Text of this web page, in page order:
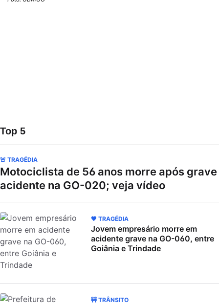
Top 5
🚨 TRAGÉDIA
Motociclista de 56 anos morre após grave
acidente na GO-020; veja vídeo
🖤 TRAGÉDIA
Jovem empresário morre em
acidente grave na GO-060, entre
Goiânia e Trindade
🚧 TRÂNSITO